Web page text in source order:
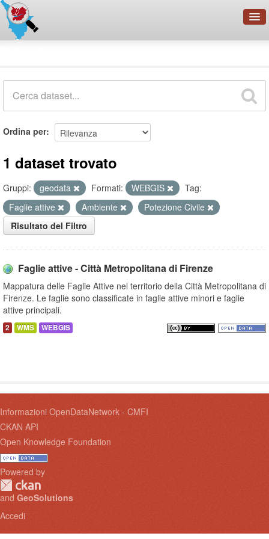
Organizzazioni
Ordina per
1 dataset trovato
Gruppi: geodata Formati: WEBGIS
Tag:
Faglie attive
Ambiente
Potezione Civile
Risultato del Filtro
Faglie attive - Città Metropolitana di Firenze
Mappatura delle Faglie Attive nel territorio della Città Metropolitana di
Firenze. Le faglie sono classificate in faglie attive minori e faglie
attive principali.
2 WMS WEBGIS
Informazioni OpenDataNetwork - CMFI
CKAN API
Open Knowledge Foundation
Powered by
and GeoSolutions
Accedi